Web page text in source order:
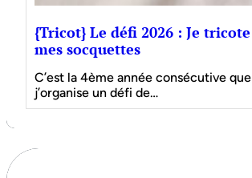
{Tricot} Le défi 2026 : Je tricote
mes socquettes
C’est la 4ème année consécutive que
j’organise un défi de…